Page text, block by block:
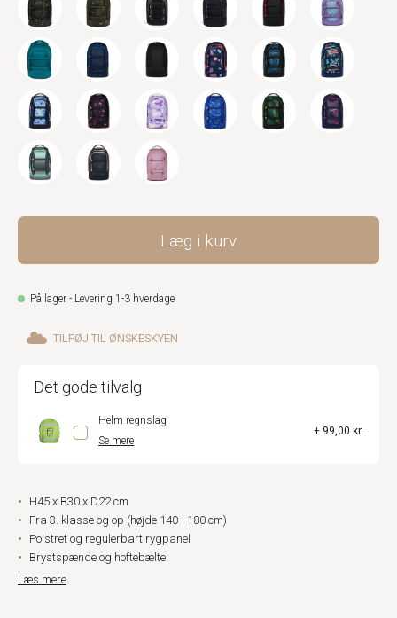
Læg i kurv
På lager - Levering 1-3 hverdage
TILFØJ TIL ØNSKESKYEN
Det gode tilvalg
Helm regnslag
Se mere
+ 99,00 kr.
H45 x B30 x D22 cm
Fra 3. klasse og op (højde 140 - 180 cm)
Polstret og regulerbart rygpanel
Brystspænde og hoftebælte
Læs mere